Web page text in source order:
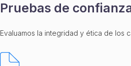
Pruebas de
Evaluamos la integridad y ética de los